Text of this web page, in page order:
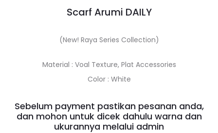
Scarf Arumi DAILY
(New! Raya Series Collection)
Material : Voal Texture, Plat Accessories
Color : White
Sebelum payment pastikan pesanan anda,
dan mohon untuk dicek dahulu warna dan
ukurannya melalui admin